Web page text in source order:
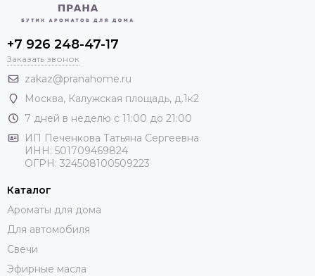
+7 926 248-47-17
Заказать звонок
zakaz@pranahome.ru
Москва, Калужская площадь, д.1к2
7 дней в неделю с 11:00 до 21:00
ИП Печенкова Татьяна Сергеевна
ИНН: 501709469824
ОГРН: 324508100509223
Каталог
Ароматы для дома
Для автомобиля
Свечи
Эфирные масла